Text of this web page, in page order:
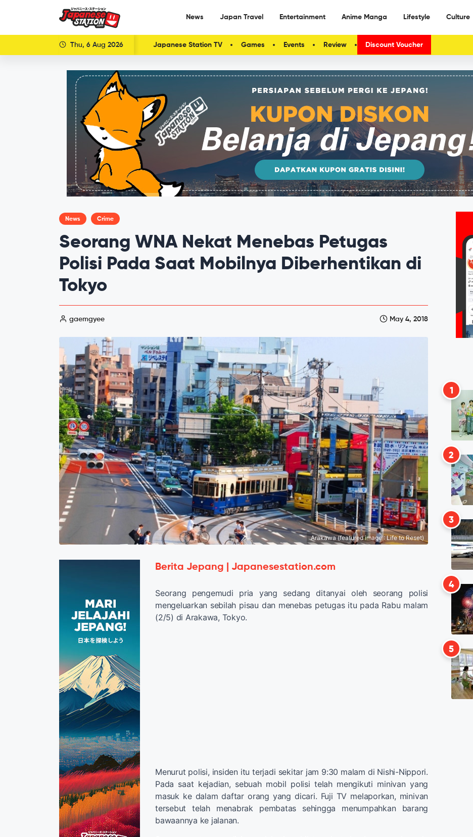
News Japan Travel Entertainment Anime Manga Lifestyle Culture
Thu, 6 Aug 2026 Japanese Station TV Games Events Review Discount Voucher
News Crime
Seorang WNA Nekat Menebas Petugas
Polisi Pada Saat Mobilnya Diberhentikan di
Tokyo
gaemgyee May 4, 2018
Arakawa (featured image : Life to Reset)
Berita Jepang | Japanesestation.com
Seorang pengemudi pria yang sedang ditanyai oleh seorang polisi
mengeluarkan sebilah pisau dan menebas petugas itu pada Rabu malam
(2/5) di Arakawa, Tokyo.
Menurut polisi, insiden itu terjadi sekitar jam 9:30 malam di Nishi-Nippori.
Pada saat kejadian, sebuah mobil polisi telah mengikuti minivan yang
masuk ke dalam daftar orang yang dicari. Fuji TV melaporkan, minivan
tersebut telah menabrak pembatas sehingga menumpahkan barang
bawaannya ke jalanan.
1
2
3
4
5